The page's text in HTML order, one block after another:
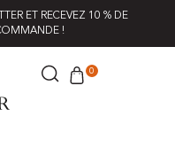
ET RECEVEZ 10 % DE
!
0